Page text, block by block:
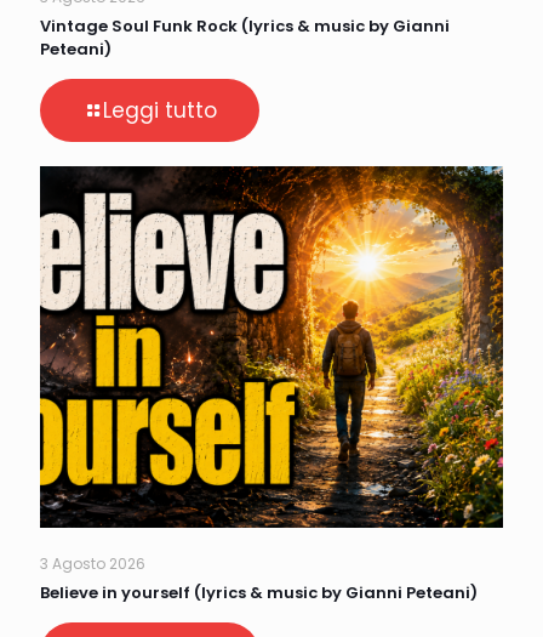
Vintage Soul Funk Rock (lyrics & music by Gianni
Peteani)
Leggi tutto
3 Agosto 2026
Believe in yourself (lyrics & music by Gianni Peteani)